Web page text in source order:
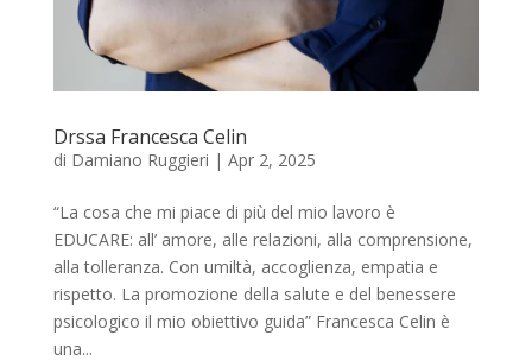
Drssa Francesca Celin
di Damiano Ruggieri | Apr 2, 2025
“La cosa che mi piace di più del mio lavoro è
EDUCARE: all’ amore, alle relazioni, alla comprensione,
alla tolleranza. Con umiltà, accoglienza, empatia e
rispetto. La promozione della salute e del benessere
psicologico il mio obiettivo guida” Francesca Celin è
una...